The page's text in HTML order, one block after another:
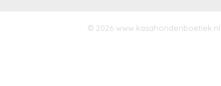
© 2026